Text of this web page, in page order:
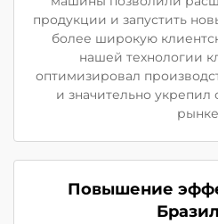
продукции и запустить
более широкую
нашей технологии
оптимизировал
и значительно
Повышение